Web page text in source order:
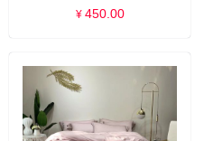
¥ 450.00